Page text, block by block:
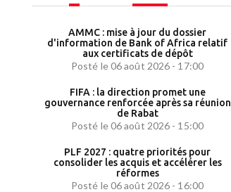
AMMC : mise à jour du dossier
d'information de Bank of Africa relatif
aux certificats de dépôt
Posté le 06 août 2026 - 17:00
FIFA : la direction promet une
gouvernance renforcée après sa réunion
de Rabat
Posté le 06 août 2026 - 15:00
PLF 2027 : quatre priorités pour
consolider les acquis et accélérer les
réformes
Posté le 06 août 2026 - 16:00